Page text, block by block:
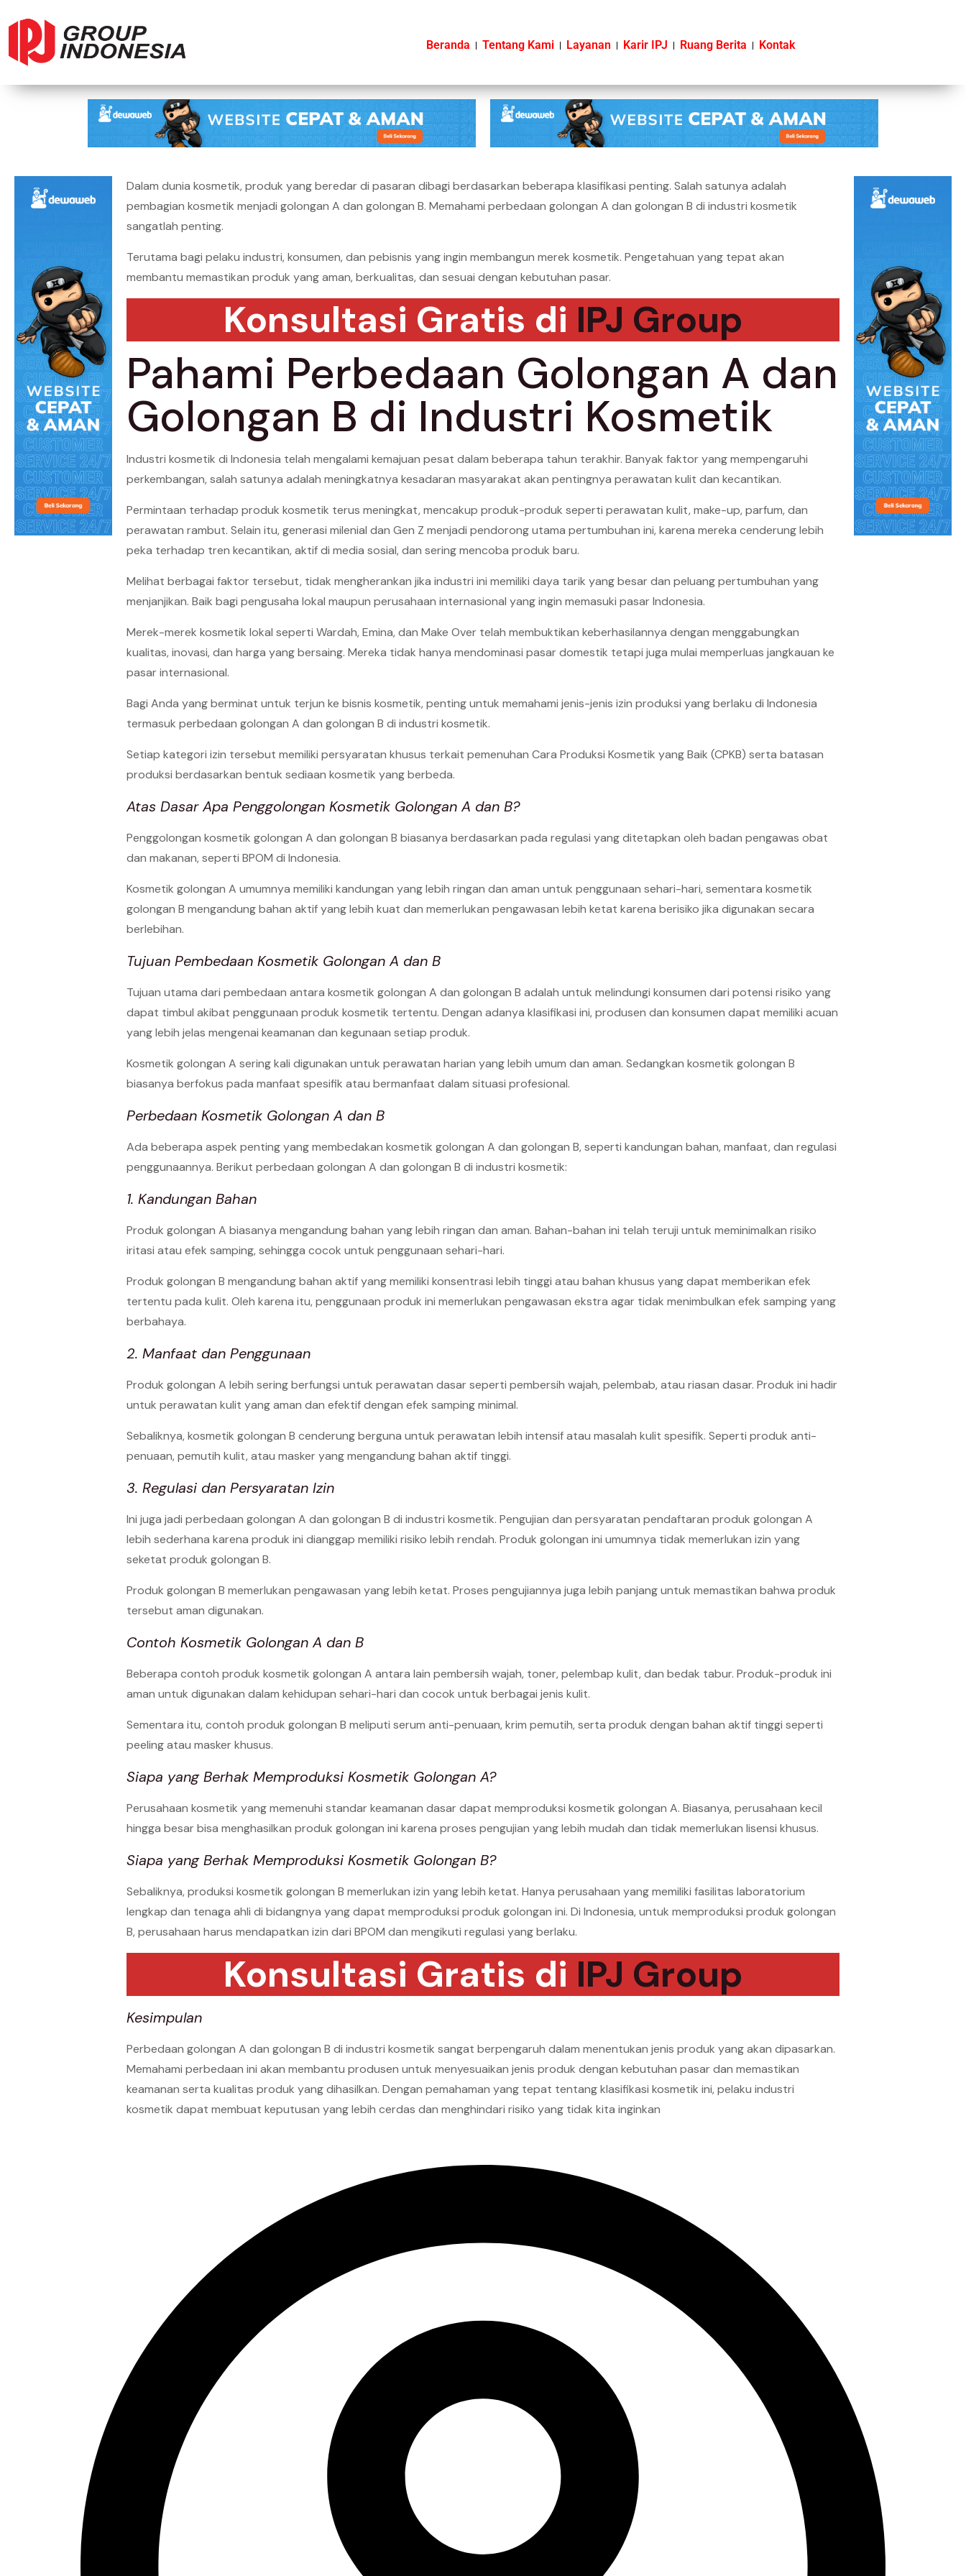
Beranda Tentang Kami Layanan Karir IPJ Ruang Berita Kontak
Dalam dunia kosmetik, produk yang beredar di pasaran dibagi berdasarkan beberapa klasifikasi penting. Salah satunya adalah
pembagian kosmetik menjadi golongan A dan golongan B. Memahami perbedaan golongan A dan golongan B di industri kosmetik
sangatlah penting.
Terutama bagi pelaku industri, konsumen, dan pebisnis yang ingin membangun merek kosmetik. Pengetahuan yang tepat akan
membantu memastikan produk yang aman, berkualitas, dan sesuai dengan kebutuhan pasar.
Konsultasi Gratis di IPJ Group
Pahami Perbedaan Golongan A dan
Golongan B di Industri Kosmetik
Industri kosmetik di Indonesia telah mengalami kemajuan pesat dalam beberapa tahun terakhir. Banyak faktor yang mempengaruhi
perkembangan, salah satunya adalah meningkatnya kesadaran masyarakat akan pentingnya perawatan kulit dan kecantikan.
Permintaan terhadap produk kosmetik terus meningkat, mencakup produk-produk seperti perawatan kulit, make-up, parfum, dan
perawatan rambut. Selain itu, generasi milenial dan Gen Z menjadi pendorong utama pertumbuhan ini, karena mereka cenderung lebih
peka terhadap tren kecantikan, aktif di media sosial, dan sering mencoba produk baru.
Melihat berbagai faktor tersebut, tidak mengherankan jika industri ini memiliki daya tarik yang besar dan peluang pertumbuhan yang
menjanjikan. Baik bagi pengusaha lokal maupun perusahaan internasional yang ingin memasuki pasar Indonesia.
Merek-merek kosmetik lokal seperti Wardah, Emina, dan Make Over telah membuktikan keberhasilannya dengan menggabungkan
kualitas, inovasi, dan harga yang bersaing. Mereka tidak hanya mendominasi pasar domestik tetapi juga mulai memperluas jangkauan ke
pasar internasional.
Bagi Anda yang berminat untuk terjun ke bisnis kosmetik, penting untuk memahami jenis-jenis izin produksi yang berlaku di Indonesia
termasuk perbedaan golongan A dan golongan B di industri kosmetik.
Setiap kategori izin tersebut memiliki persyaratan khusus terkait pemenuhan Cara Produksi Kosmetik yang Baik (CPKB) serta batasan
produksi berdasarkan bentuk sediaan kosmetik yang berbeda.
Atas Dasar Apa Penggolongan Kosmetik Golongan A dan B?
Penggolongan kosmetik golongan A dan golongan B biasanya berdasarkan pada regulasi yang ditetapkan oleh badan pengawas obat
dan makanan, seperti BPOM di Indonesia.
Kosmetik golongan A umumnya memiliki kandungan yang lebih ringan dan aman untuk penggunaan sehari-hari, sementara kosmetik
golongan B mengandung bahan aktif yang lebih kuat dan memerlukan pengawasan lebih ketat karena berisiko jika digunakan secara
berlebihan.
Tujuan Pembedaan Kosmetik Golongan A dan B
Tujuan utama dari pembedaan antara kosmetik golongan A dan golongan B adalah untuk melindungi konsumen dari potensi risiko yang
dapat timbul akibat penggunaan produk kosmetik tertentu. Dengan adanya klasifikasi ini, produsen dan konsumen dapat memiliki acuan
yang lebih jelas mengenai keamanan dan kegunaan setiap produk.
Kosmetik golongan A sering kali digunakan untuk perawatan harian yang lebih umum dan aman. Sedangkan kosmetik golongan B
biasanya berfokus pada manfaat spesifik atau bermanfaat dalam situasi profesional.
Perbedaan Kosmetik Golongan A dan B
Ada beberapa aspek penting yang membedakan kosmetik golongan A dan golongan B, seperti kandungan bahan, manfaat, dan regulasi
penggunaannya. Berikut perbedaan golongan A dan golongan B di industri kosmetik:
1. Kandungan Bahan
Produk golongan A biasanya mengandung bahan yang lebih ringan dan aman. Bahan-bahan ini telah teruji untuk meminimalkan risiko
iritasi atau efek samping, sehingga cocok untuk penggunaan sehari-hari.
Produk golongan B mengandung bahan aktif yang memiliki konsentrasi lebih tinggi atau bahan khusus yang dapat memberikan efek
tertentu pada kulit. Oleh karena itu, penggunaan produk ini memerlukan pengawasan ekstra agar tidak menimbulkan efek samping yang
berbahaya.
2. Manfaat dan Penggunaan
Produk golongan A lebih sering berfungsi untuk perawatan dasar seperti pembersih wajah, pelembab, atau riasan dasar. Produk ini hadir
untuk perawatan kulit yang aman dan efektif dengan efek samping minimal.
Sebaliknya, kosmetik golongan B cenderung berguna untuk perawatan lebih intensif atau masalah kulit spesifik. Seperti produk anti-
penuaan, pemutih kulit, atau masker yang mengandung bahan aktif tinggi.
3. Regulasi dan Persyaratan Izin
Ini juga jadi perbedaan golongan A dan golongan B di industri kosmetik. Pengujian dan persyaratan pendaftaran produk golongan A
lebih sederhana karena produk ini dianggap memiliki risiko lebih rendah. Produk golongan ini umumnya tidak memerlukan izin yang
seketat produk golongan B.
Produk golongan B memerlukan pengawasan yang lebih ketat. Proses pengujiannya juga lebih panjang untuk memastikan bahwa produk
tersebut aman digunakan.
Contoh Kosmetik Golongan A dan B
Beberapa contoh produk kosmetik golongan A antara lain pembersih wajah, toner, pelembap kulit, dan bedak tabur. Produk-produk ini
aman untuk digunakan dalam kehidupan sehari-hari dan cocok untuk berbagai jenis kulit.
Sementara itu, contoh produk golongan B meliputi serum anti-penuaan, krim pemutih, serta produk dengan bahan aktif tinggi seperti
peeling atau masker khusus.
Siapa yang Berhak Memproduksi Kosmetik Golongan A?
Perusahaan kosmetik yang memenuhi standar keamanan dasar dapat memproduksi kosmetik golongan A. Biasanya, perusahaan kecil
hingga besar bisa menghasilkan produk golongan ini karena proses pengujian yang lebih mudah dan tidak memerlukan lisensi khusus.
Siapa yang Berhak Memproduksi Kosmetik Golongan B?
Sebaliknya, produksi kosmetik golongan B memerlukan izin yang lebih ketat. Hanya perusahaan yang memiliki fasilitas laboratorium
lengkap dan tenaga ahli di bidangnya yang dapat memproduksi produk golongan ini. Di Indonesia, untuk memproduksi produk golongan
B, perusahaan harus mendapatkan izin dari BPOM dan mengikuti regulasi yang berlaku.
Konsultasi Gratis di IPJ Group
Kesimpulan
Perbedaan golongan A dan golongan B di industri kosmetik sangat berpengaruh dalam menentukan jenis produk yang akan dipasarkan.
Memahami perbedaan ini akan membantu produsen untuk menyesuaikan jenis produk dengan kebutuhan pasar dan memastikan
keamanan serta kualitas produk yang dihasilkan. Dengan pemahaman yang tepat tentang klasifikasi kosmetik ini, pelaku industri
kosmetik dapat membuat keputusan yang lebih cerdas dan menghindari risiko yang tidak kita inginkan